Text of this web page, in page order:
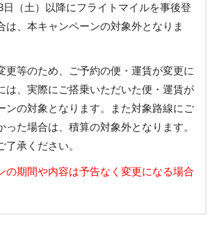
日（土）以降にフライトマイルを事後登
は、本キャンペーンの対象外となりま
更等のため、ご予約の便・運賃が変更に
は、実際にご搭乗いただいた便・運賃が
ンの対象となります。また対象路線にご
った場合は、積算の対象外となります。
了承ください。
の期間や内容は予告なく変更になる場合